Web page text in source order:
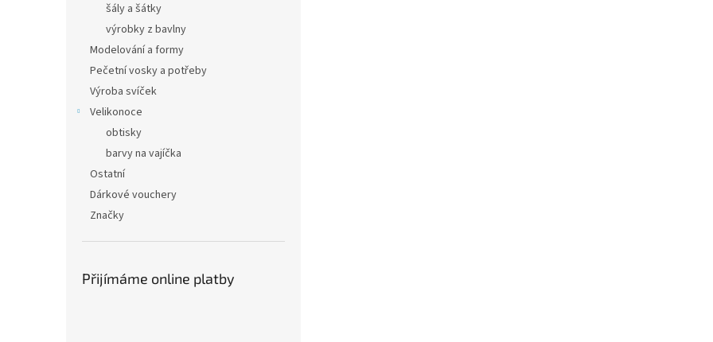
šály a šátky
výrobky z bavlny
Modelování a formy
Pečetní vosky a potřeby
Výroba svíček
Velikonoce
obtisky
barvy na vajíčka
Ostatní
Dárkové vouchery
Značky
Přijímáme online platby